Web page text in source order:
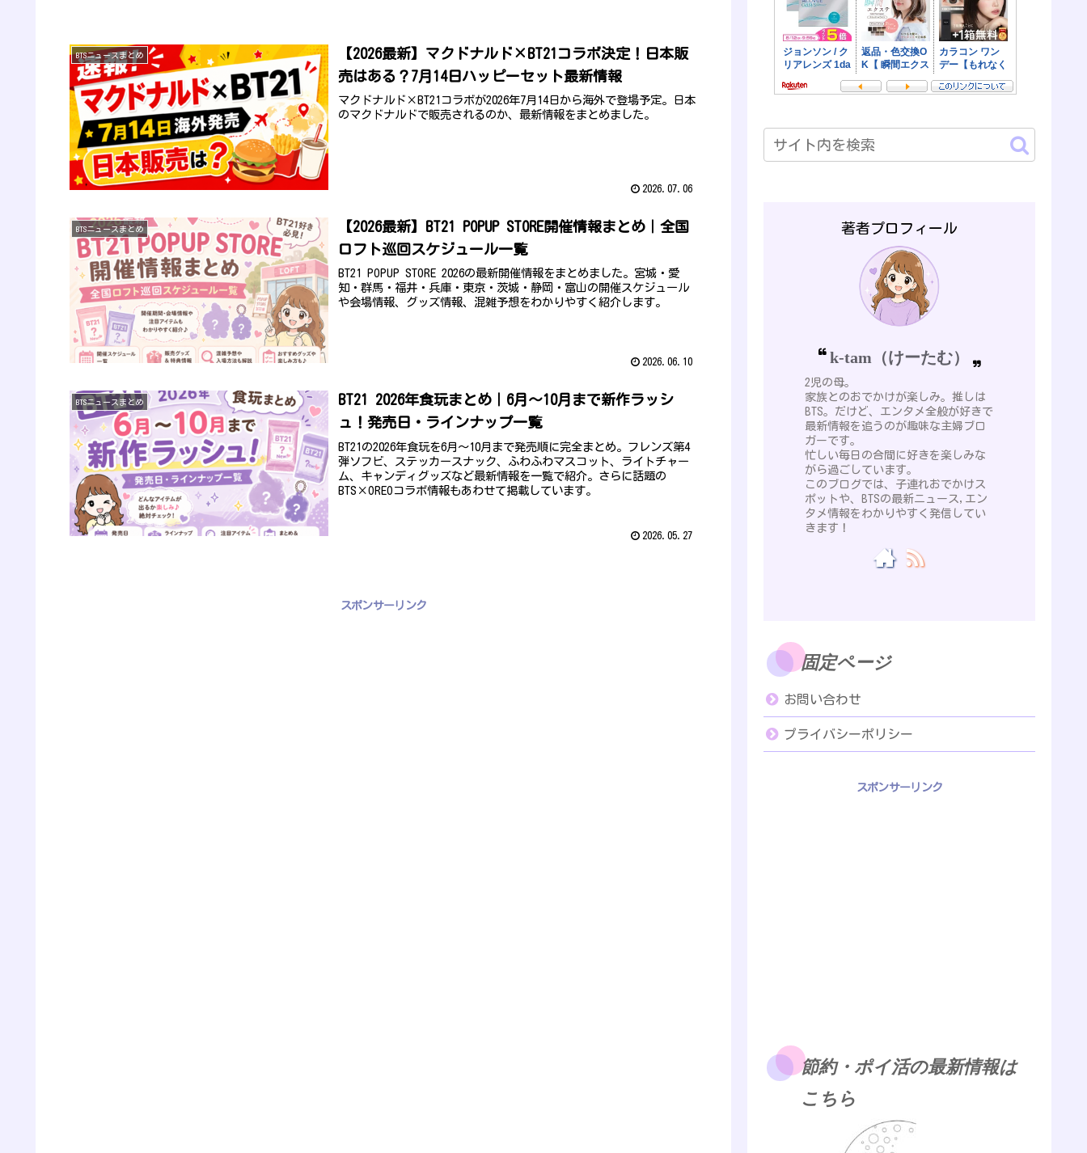
BTSニュースまとめ
【2026最新】マクドナルド×BT21コラボ決定！日本販
売はある？7月14日ハッピーセット最新情報
マクドナルド×BT21コラボが2026年7月14日から海外で登場予定。日本
のマクドナルドで販売されるのか、最新情報をまとめました。
2026.07.06
BTSニュースまとめ
【2026最新】BT21 POPUP STORE開催情報まとめ｜全国
ロフト巡回スケジュール一覧
BT21 POPUP STORE 2026の最新開催情報をまとめました。宮城・愛
知・群馬・福井・兵庫・東京・茨城・静岡・富山の開催スケジュール
や会場情報、グッズ情報、混雑予想をわかりやすく紹介します。
2026.06.10
BTSニュースまとめ
BT21 2026年食玩まとめ｜6月〜10月まで新作ラッシ
ュ！発売日・ラインナップ一覧
BT21の2026年食玩を6月〜10月まで発売順に完全まとめ。フレンズ第4
弾ソフビ、ステッカースナック、ふわふわマスコット、ライトチャー
ム、キャンディグッズなど最新情報を一覧で紹介。さらに話題の
BTS×OREOコラボ情報もあわせて掲載しています。
2026.05.27
スポンサーリンク
著者プロフィール
k-tam（けーたむ）
2児の母。
家族とのおでかけが楽しみ。推しは
BTS。だけど、エンタメ全般が好きで
最新情報を追うのが趣味な主婦ブロ
ガーです。
忙しい毎日の合間に好きを楽しみな
がら過ごしています。
このブログでは、子連れおでかけス
ポットや、BTSの最新ニュース,エン
タメ情報をわかりやすく発信してい
きます！
固定ページ
お問い合わせ
プライバシーポリシー
スポンサーリンク
節約・ポイ活の最新情報は
こちら